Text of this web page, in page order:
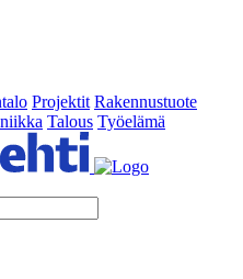
Projektit Rakennustuote
Talous Työelämä